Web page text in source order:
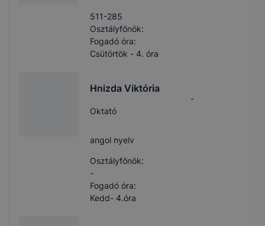
511-285
Osztályfőnök:
Fogadó óra:
Csütörtök - 4. óra
Hnizda Viktória
Oktató
angol nyelv
-
Osztályfőnök:
-
Fogadó óra:
Kedd- 4.óra